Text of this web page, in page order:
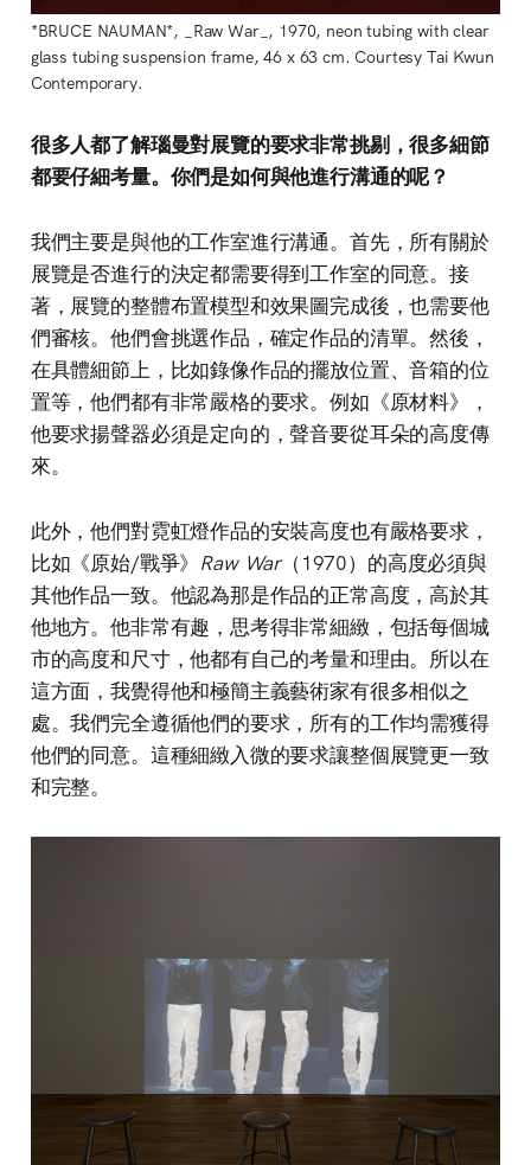
*BRUCE NAUMAN*, _Raw War_, 1970, neon tubing with clear
glass tubing suspension frame, 46 x 63 cm. Courtesy Tai Kwun
Contemporary.
很多人都了解瑙曼對展覽的要求非常挑剔，很多細節
都要仔細考量。你們是如何與他進行溝通的呢？
我們主要是與他的工作室進行溝通。首先，所有關於
展覽是否進行的決定都需要得到工作室的同意。接
著，展覽的整體布置模型和效果圖完成後，也需要他
們審核。他們會挑選作品，確定作品的清單。然後，
在具體細節上，比如錄像作品的擺放位置、音箱的位
置等，他們都有非常嚴格的要求。例如《原材料》，
他要求揚聲器必須是定向的，聲音要從耳朵的高度傳
來。
此外，他們對霓虹燈作品的安裝高度也有嚴格要求，
比如《原始/戰爭》 Raw War（1970）的高度必須與
其他作品一致。他認為那是作品的正常高度，高於其
他地方。他非常有趣，思考得非常細緻，包括每個城
市的高度和尺寸，他都有自己的考量和理由。所以在
這方面，我覺得他和極簡主義藝術家有很多相似之
處。我們完全遵循他們的要求，所有的工作均需獲得
他們的同意。這種細緻入微的要求讓整個展覽更一致
和完整。